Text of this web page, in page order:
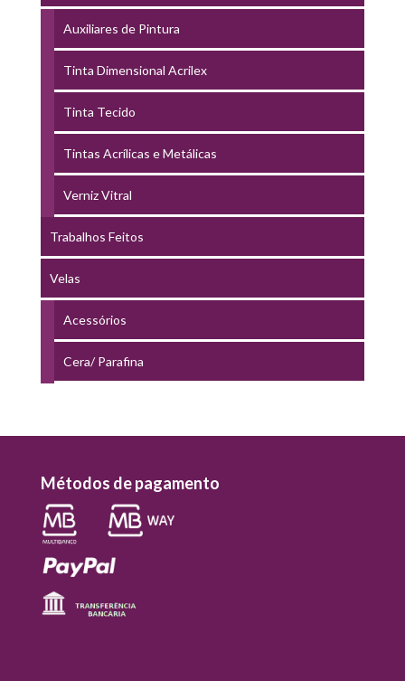
Auxiliares de Pintura
Tinta Dimensional Acrilex
Tinta Tecido
Tintas Acrílicas e Metálicas
Verniz Vitral
Trabalhos Feitos
Velas
Acessórios
Cera/ Parafina
Métodos de pagamento